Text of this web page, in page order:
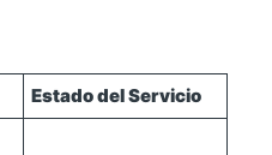
Estado del Servicio